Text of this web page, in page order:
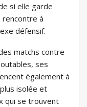
si elle garde
rencontre à
défensif.
matchs contre
ses
également à
isolée et
qui se trouvent